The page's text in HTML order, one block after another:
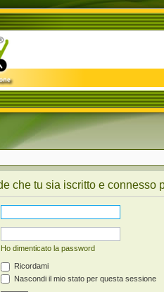
che tu sia iscritto e connesso
Ho dimenticato la password
Ricordami
Nascondi il mio stato per questa sessione